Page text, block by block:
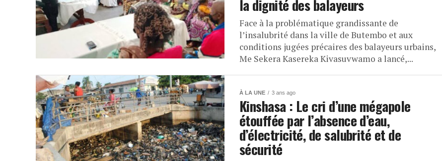
la dignité des balayeurs
Face à la problématique grandissante de
l’insalubrité dans la ville de Butembo et aux
conditions jugées précaires des balayeurs urbains,
Me Sekera Kasereka Kivasuvwamo a lancé,...
À LA UNE 3 ans ago
Kinshasa : Le cri d’une mégapole
étouffée par l’absence d’eau,
d’électricité, de salubrité et de
sécurité